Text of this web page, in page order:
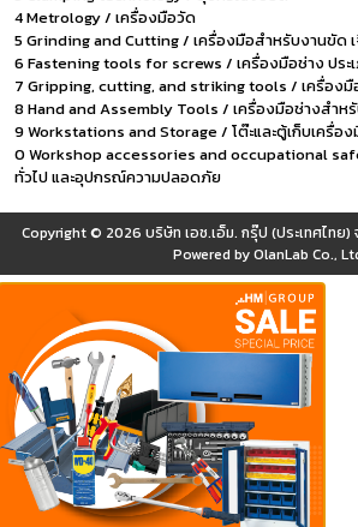
4 Metrology / เครื่องมือวัด
5 Grinding and Cutting / เครื่องมือสำหรับงานขัด
6 Fastening tools for screws / เครื่องมือช่าง ประ
7 Gripping, cutting, and striking tools / เครื่องมื
8 Hand and Assembly Tools / เครื่องมือช่างสำห
9 Workstations and Storage / โต๊ะและตู้เก็บเครื่อง
0 Workshop accessories and occupational
ทั่วไป และอุปกรณ์ความปลอดภัย
Copyright © 2026 บริษัท เอช.เอ็ม. กรุ๊ป (ประเทศไทย)
Powered byOlanLab Co.,